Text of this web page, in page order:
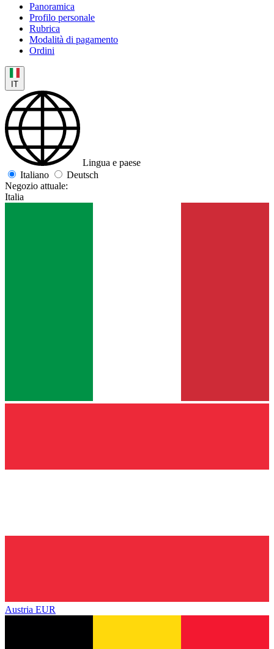
Panoramica
Profilo personale
Rubrica
Modalità di pagamento
Ordini
IT
Lingua e paese
Italiano
Deutsch
Negozio attuale:
Italia
Austria EUR